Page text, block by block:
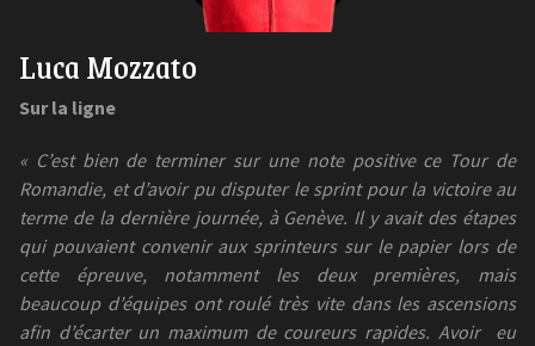
Luca Mozzato
Sur la ligne
« C’est bien de terminer sur une note positive ce Tour de
Romandie, et d’avoir pu disputer le sprint pour la victoire au
terme de la dernière journée, à Genève. Il y avait des étapes
qui pouvaient convenir aux sprinteurs sur le papier lors de
cette épreuve, notamment les deux premières, mais
beaucoup d’équipes ont roulé très vite dans les ascensions
afin d’écarter un maximum de coureurs rapides. Avoir
eu